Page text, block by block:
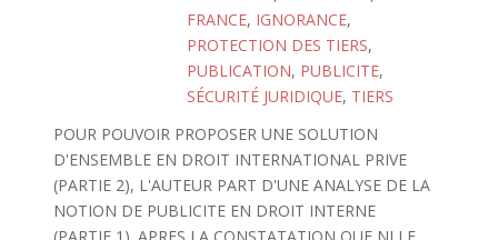
FRANCE, IGNORANCE,
PROTECTION DES TIERS,
PUBLICATION, PUBLICITE,
SÉCURITÉ JURIDIQUE, TIERS
POUR POUVOIR PROPOSER UNE SOLUTION
D'ENSEMBLE EN DROIT INTERNATIONAL PRIVE
(PARTIE 2), L'AUTEUR PART D'UNE ANALYSE DE LA
NOTION DE PUBLICITE EN DROIT INTERNE